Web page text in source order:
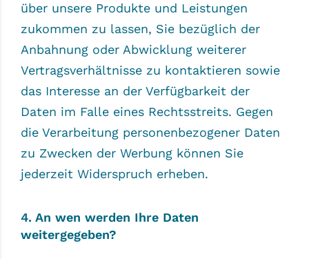
über unsere Produkte und Leistungen
zukommen zu lassen, Sie bezüglich der
Anbahnung oder Abwicklung weiterer
Vertragsverhältnisse zu kontaktieren sowie
das Interesse an der Verfügbarkeit der
Daten im Falle eines Rechtsstreits. Gegen
die Verarbeitung personenbezogener Daten
zu Zwecken der Werbung können Sie
jederzeit Widerspruch erheben.
4. An wen werden Ihre Daten
weitergegeben?